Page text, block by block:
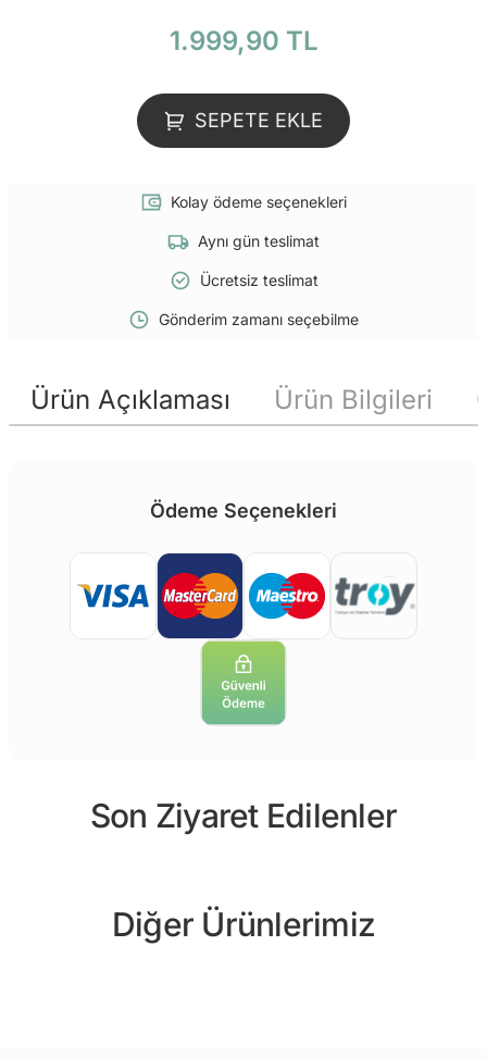
1.999,90 TL
SEPETE EKLE
Kolay ödeme seçenekleri
Aynı gün teslimat
Ücretsiz teslimat
Gönderim zamanı seçebilme
Ürün Açıklaması Ürün Bilgileri
Ödeme Seçenekleri
Son Ziyaret Edilenler
Diğer Ürünlerimiz